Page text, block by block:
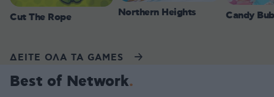
Cut The Rope Northern Heights Candy
ΔΕΙΤΕ ΟΛΑ ΤΑ GAMES
Best of Network